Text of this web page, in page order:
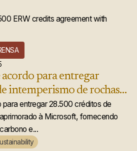
para entregar
intemperismo de rochas
para entregar 28.500 créditos de
à Microsoft, fornecendo
e...